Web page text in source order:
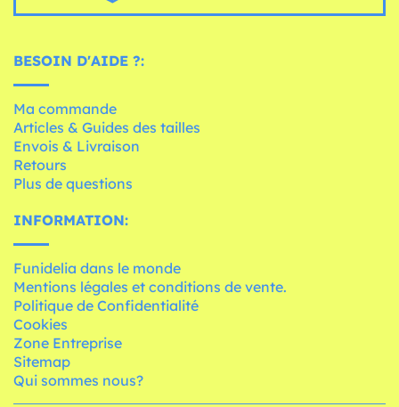
BESOIN D'AIDE ?:
Ma commande
Articles & Guides des tailles
Envois & Livraison
Retours
Plus de questions
INFORMATION:
Funidelia dans le monde
Mentions légales et conditions de vente.
Politique de Confidentialité
Cookies
Zone Entreprise
Sitemap
Qui sommes nous?